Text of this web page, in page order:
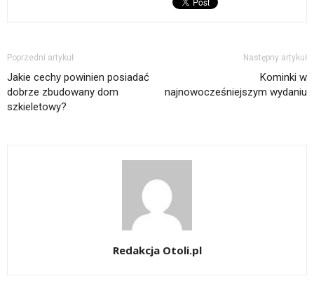
Poprzedni artykuł
Jakie cechy powinien posiadać
dobrze zbudowany dom
szkieletowy?
Następny artykuł
Kominki w
najnowocześniejszym wydaniu
Redakcja Otoli.pl